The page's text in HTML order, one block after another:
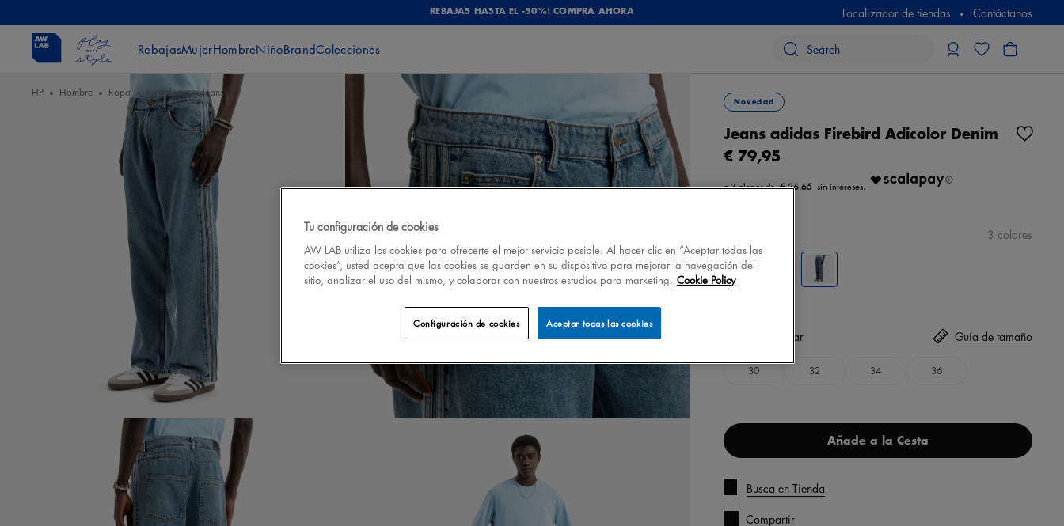
REBAJAS HASTA EL -50%! COMPRA AHORA Localizador de tiendas Contáctanos
RebajasMujerHombreNiñoBrandColecciones
HP Hombre Ropa Pantalones y Jeans
Novedad
Jeans adidas Firebird Adicolor Denim
€ 79,95
€ 26.65
3 colores
seleccionar
30 32 34 36
Guía de tamaño
Añade a la Cesta
Busca en Tienda
Compartir
Tu configuración de cookies
AW LAB utiliza los cookies para ofrecerte el mejor servicio posible. Al hacer clic en “Aceptar todas las
cookies”, usted acepta que las cookies se guarden en su dispositivo para mejorar la navegación del
sitio, analizar el uso del mismo, y colaborar con nuestros estudios para marketing. Cookie Policy
Aceptar todas las cookies
Configuración de cookies